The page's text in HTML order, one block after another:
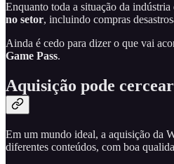
Enquanto toda a situação da
no setor, incluindo compras
Ainda é cedo para dizer o que vai
Game Pass.
Aquisição pode
Em um mundo ideal, a aquisição da
diferentes conteúdos, com boa